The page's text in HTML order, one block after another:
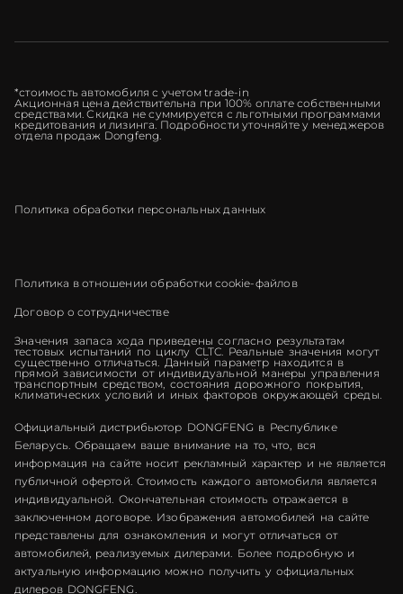
*стоимость автомобиля с учетом trade-in
Акционная цена действительна при 100% оплате собственными
средствами. Скидка не суммируется с льготными программами
кредитования и лизинга. Подробности уточняйте у менеджеров
отдела продаж Dongfeng.
Политика обработки персональных данных
Политика в отношении обработки cookie-файлов
Договор о сотрудничестве
Значения запаса хода приведены согласно результатам
тестовых испытаний по циклу CLTC. Реальные значения могут
существенно отличаться. Данный параметр находится в
прямой зависимости от индивидуальной манеры управления
транспортным средством, состояния дорожного покрытия,
климатических условий и иных факторов окружающей среды.
Официальный дистрибьютор DONGFENG в Республике
Беларусь. Обращаем ваше внимание на то, что, вся
информация на сайте носит рекламный характер и не является
публичной офертой. Стоимость каждого автомобиля является
индивидуальной. Окончательная стоимость отражается в
заключенном договоре. Изображения автомобилей на сайте
представлены для ознакомления и могут отличаться от
автомобилей, реализуемых дилерами. Более подробную и
актуальную информацию можно получить у официальных
дилеров DONGFENG.